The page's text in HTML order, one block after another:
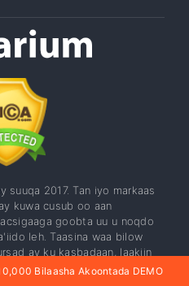
suuqa 2017. Tan iyo markaas
kuwa cusub oo aan
goobta uu u noqdo
leh. Taasina waa bilow
ay ku kasbadaan, laakiin
Kooxdayadu waxay leedahay
Bilaasha Akoontada DEMO